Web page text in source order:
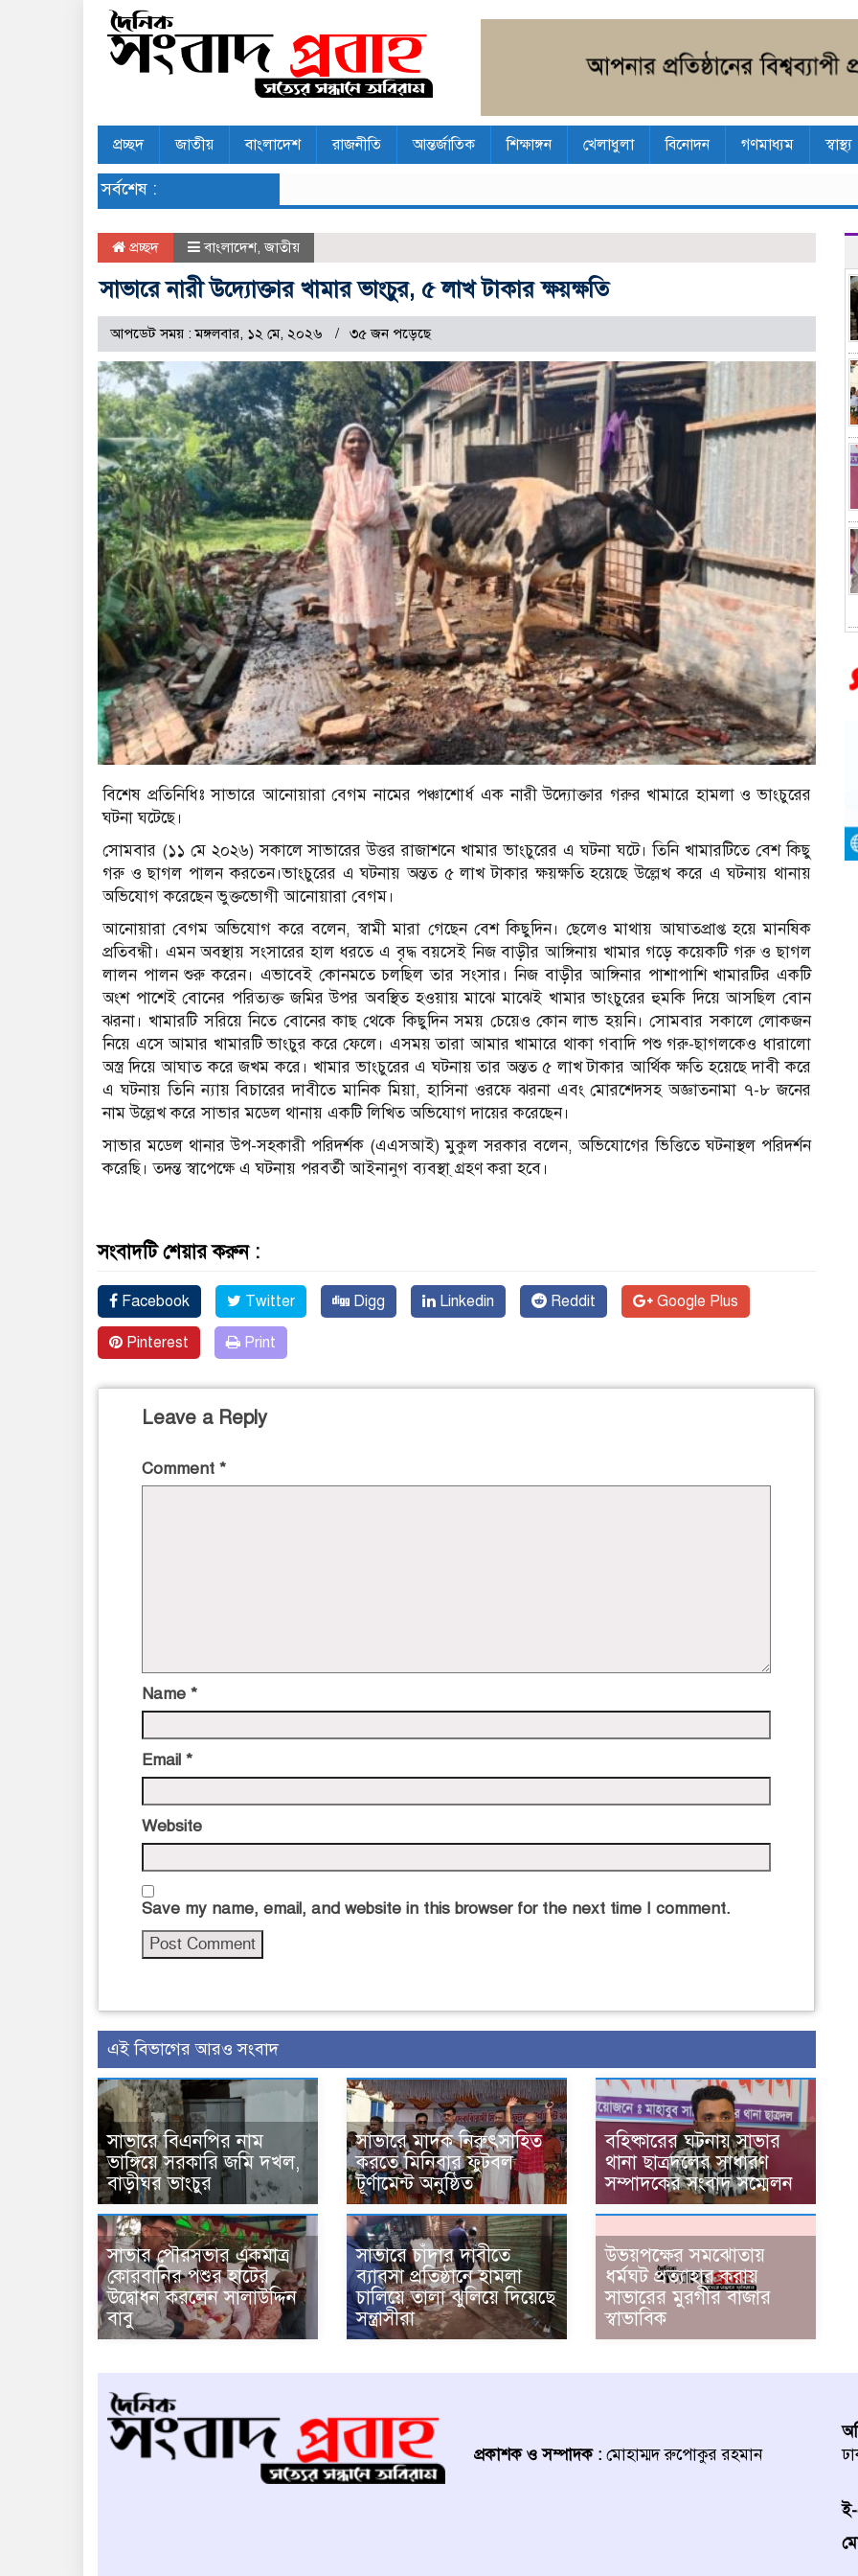
প্রচ্ছদ জাতীয় বাংলাদেশ রাজনীতি আন্তর্জাতিক শিক্ষাঙ্গন খেলাধুলা বিনোদন গণমাধ্যম স্বাস্থ্য
সর্বশেষ :
প্রচ্ছদ বাংলাদেশ,জাতীয়
সাভারে নারী উদ্যোক্তার খামার ভাংচুর, ৫ লাখ টাকার ক্ষয়ক্ষতি
আপডেট সময় : মঙ্গলবার, ১২ মে, ২০২৬ ৩৫ জন পড়েছে
বিশেষ প্রতিনিধিঃ সাভারে আনোয়ারা বেগম নামের পঞ্চাশোর্ধ এক নারী উদ্যোক্তার গরুর খামারে হামলা ও ভাংচুরের
ঘটনা ঘটেছে।
সোমবার (১১ মে ২০২৬) সকালে সাভারের উত্তর রাজাশনে খামার ভাংচুরের এ ঘটনা ঘটে। তিনি খামারটিতে বেশ কিছু
গরু ও ছাগল পালন করতেন।ভাংচুরের এ ঘটনায় অন্তত ৫ লাখ টাকার ক্ষয়ক্ষতি হয়েছে উল্লেখ করে এ ঘটনায় থানায়
অভিযোগ করেছেন ভুক্তভোগী আনোয়ারা বেগম।
আনোয়ারা বেগম অভিযোগ করে বলেন, স্বামী মারা গেছেন বেশ কিছুদিন। ছেলেও মাথায় আঘাতপ্রাপ্ত হয়ে মানষিক
প্রতিবন্ধী। এমন অবস্থায় সংসারের হাল ধরতে এ বৃদ্ধ বয়সেই নিজ বাড়ীর আঙ্গিনায় খামার গড়ে কয়েকটি গরু ও ছাগল
লালন পালন শুরু করেন। এভাবেই কোনমতে চলছিল তার সংসার। নিজ বাড়ীর আঙ্গিনার পাশাপাশি খামারটির একটি
অংশ পাশেই বোনের পরিত্যক্ত জমির উপর অবস্থিত হওয়ায় মাঝে মাঝেই খামার ভাংচুরের হুমকি দিয়ে আসছিল বোন
ঝরনা। খামারটি সরিয়ে নিতে বোনের কাছ থেকে কিছুদিন সময় চেয়েও কোন লাভ হয়নি। সোমবার সকালে লোকজন
নিয়ে এসে আমার খামারটি ভাংচুর করে ফেলে। এসময় তারা আমার খামারে থাকা গবাদি পশু গরু-ছাগলকেও ধারালো
অস্ত্র দিয়ে আঘাত করে জখম করে। খামার ভাংচুরের এ ঘটনায় তার অন্তত ৫ লাখ টাকার আর্থিক ক্ষতি হয়েছে দাবী করে
এ ঘটনায় তিনি ন্যায় বিচারের দাবীতে মানিক মিয়া, হাসিনা ওরফে ঝরনা এবং মোরশেদসহ অজ্ঞাতনামা ৭-৮ জনের
নাম উল্লেখ করে সাভার মডেল থানায় একটি লিখিত অভিযোগ দায়ের করেছেন।
সাভার মডেল থানার উপ-সহকারী পরিদর্শক (এএসআই) মুকুল সরকার বলেন, অভিযোগের ভিত্তিতে ঘটনাস্থল পরিদর্শন
করেছি। তদন্ত স্বাপেক্ষে এ ঘটনায় পরবর্তী আইনানুগ ব্যবস্থা্ গ্রহণ করা হবে।
সংবাদটি শেয়ার করুন :
Facebook Twitter Digg Linkedin Reddit Google Plus
Pinterest Print
Leave a Reply
Comment *
Name *
Email *
Website
Save my name, email, and website in this browser for the next time I comment.
এই বিভাগের আরও সংবাদ
সাভারে বিএনপির নাম
ভাঙ্গিয়ে সরকারি জমি দখল,
বাড়ীঘর ভাংচুর
সাভারে মাদক নিরুৎসাহিত
করতে মিনিবার ফুটবল
টূর্ণামেন্ট অনুষ্ঠিত
বহিষ্কারের ঘটনায় সাভার
থানা ছাত্রদলের সাধারণ
সম্পাদকের সংবাদ সম্মেলন
সাভার পৌরসভার একমাত্র
কোরবানির পশুর হাটের
উদ্বোধন করলেন সালাউদ্দিন
বাবু
সাভারে চাঁদার দাবীতে
ব্যাবসা প্রতিষ্ঠানে হামলা
চালিয়ে তালা ঝুলিয়ে দিয়েছে
সন্ত্রাসীরা
উভয়পক্ষের সমঝোতায়
ধর্মঘট প্রত্যাহার করায়
সাভারের মুরগীর বাজার
স্বাভাবিক
প্রকাশক ও সম্পাদক : মোহাম্মদ রুপোকুর রহমান